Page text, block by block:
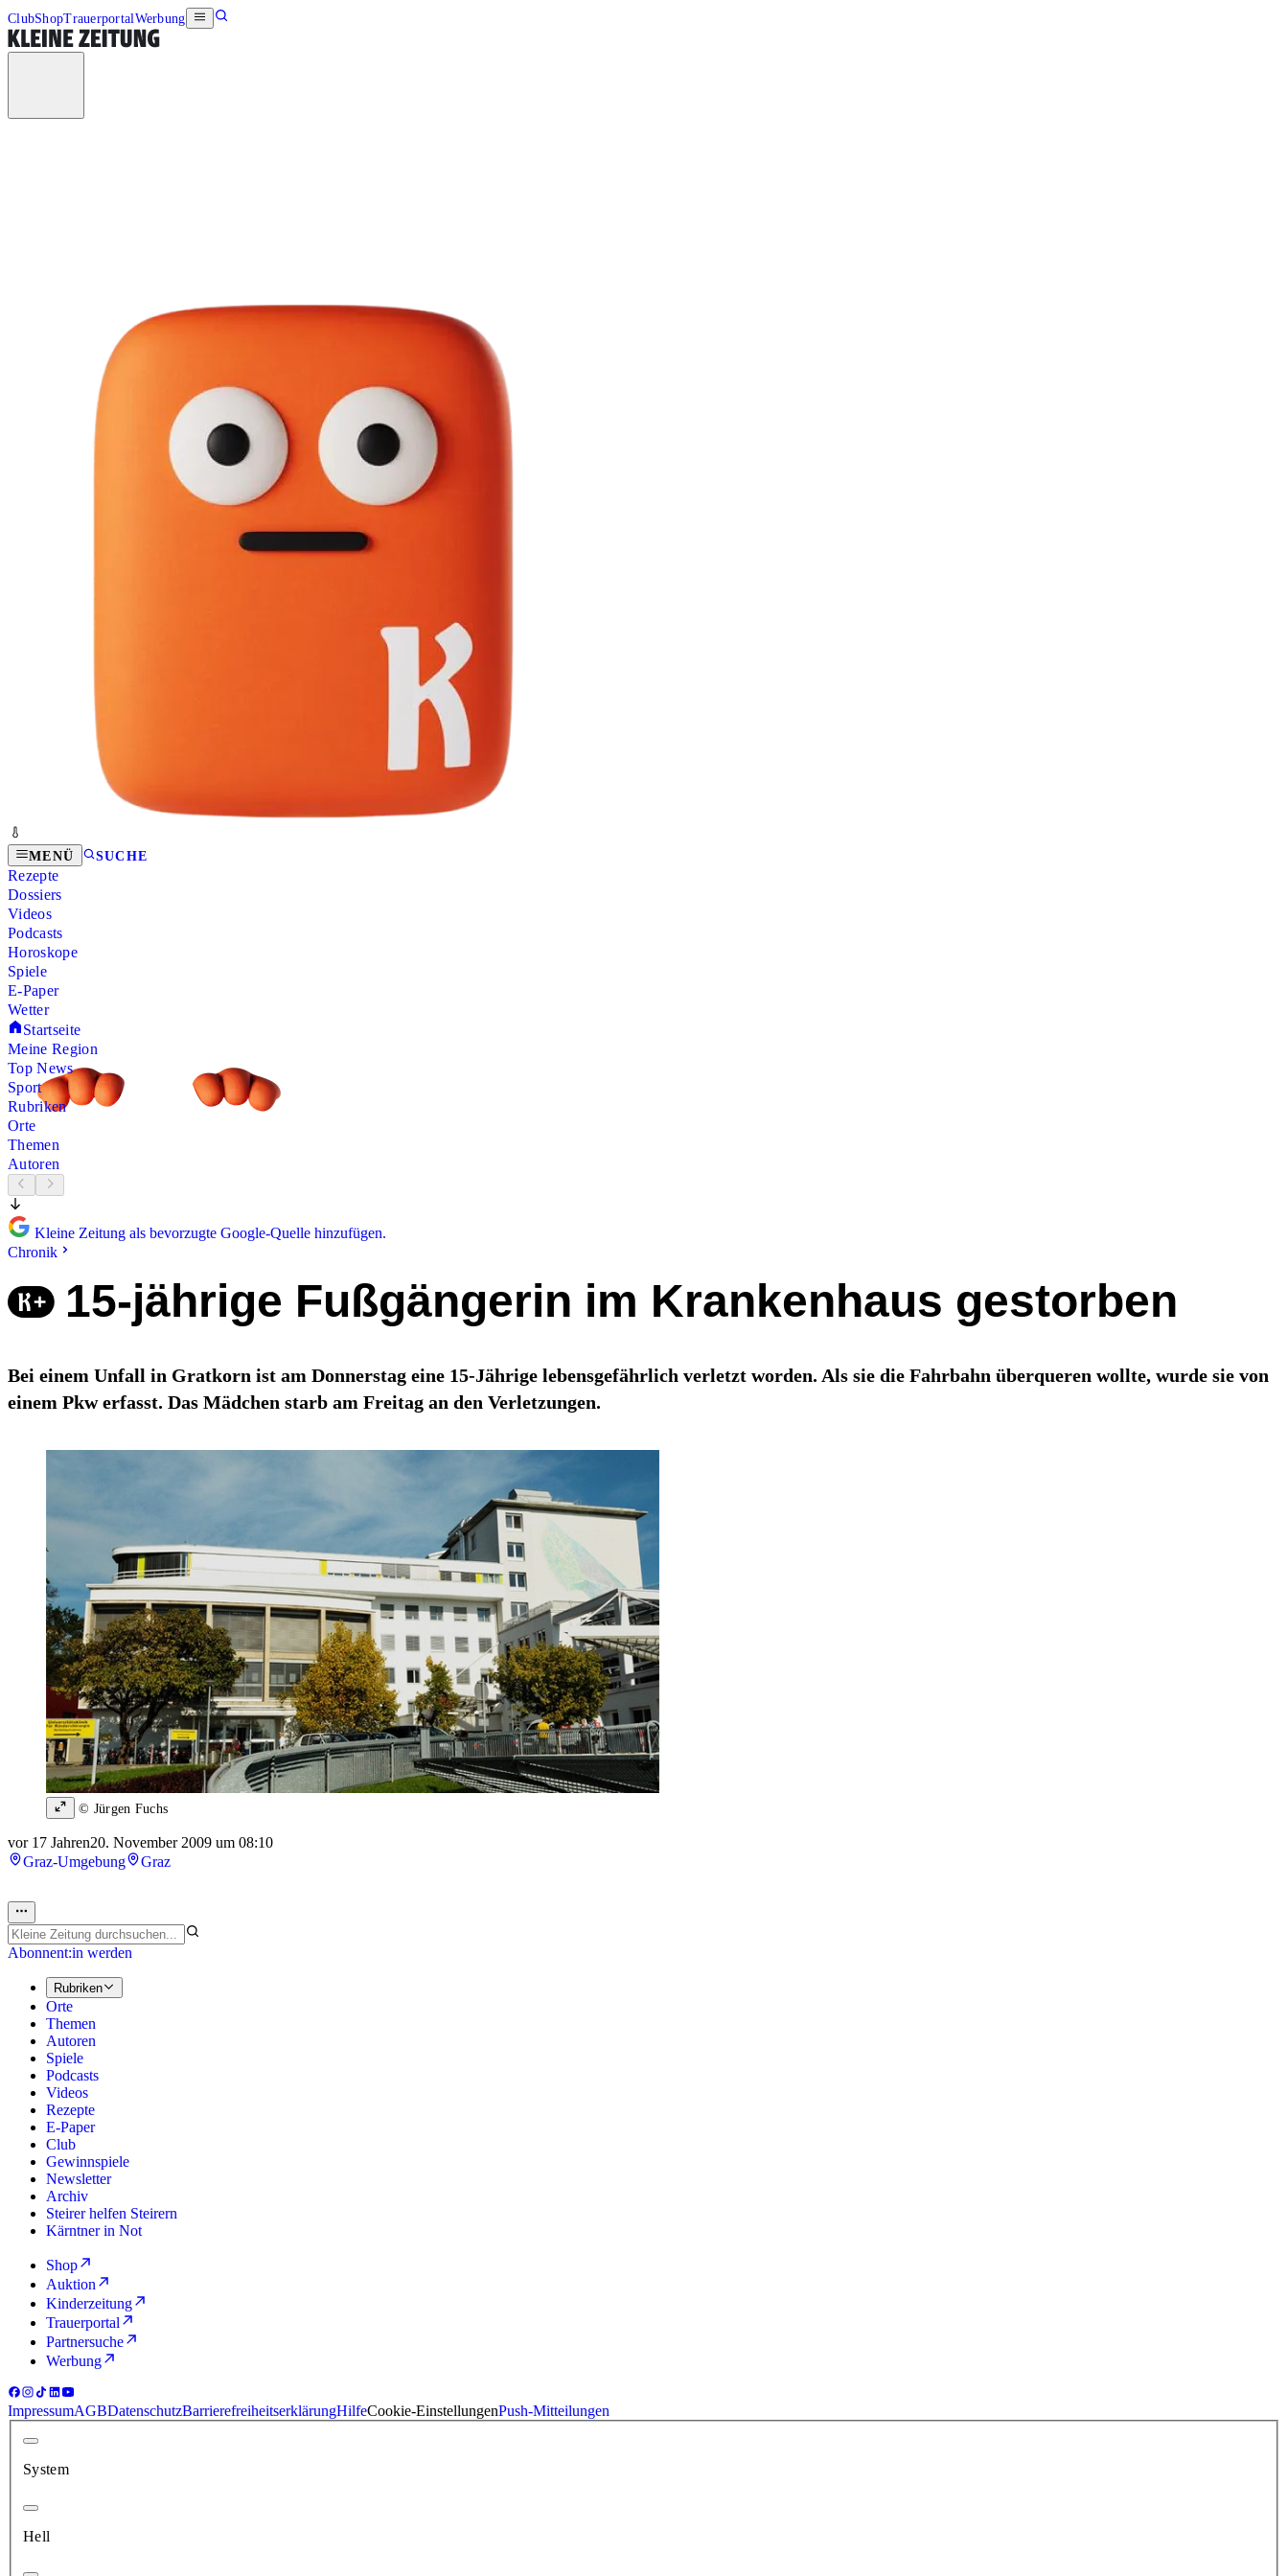
ClubShopTrauerportalWerbung
MENÜ SUCHE
Rezepte
Dossiers
Videos
Podcasts
Horoskope
Spiele
E-Paper
Wetter
Startseite
Meine Region
Top News
Sport
Rubriken
Orte
Themen
Autoren
Kleine Zeitung als bevorzugte Google-Quelle hinzufügen.
Chronik
15-jährige Fußgängerin im Krankenhaus gestorben
Bei einem Unfall in Gratkorn ist am Donnerstag eine 15-Jährige lebensgefährlich verletzt worden. Als sie die Fahrbahn überqueren wollte, wurde sie von
einem Pkw erfasst. Das Mädchen starb am Freitag an den Verletzungen.
© Jürgen Fuchs
vor 17 Jahren20. November 2009 um 08:10
Graz-Umgebung
Graz
Abonnent:in werden
Rubriken
Orte
Themen
Autoren
Spiele
Podcasts
Videos
Rezepte
E-Paper
Club
Gewinnspiele
Newsletter
Archiv
Steirer helfen Steirern
Kärntner in Not
Shop
Auktion
Kinderzeitung
Trauerportal
Partnersuche
Werbung
ImpressumAGBDatenschutzBarrierefreiheitserklärungHilfeCookie-EinstellungenPush-Mitteilungen
System
Hell